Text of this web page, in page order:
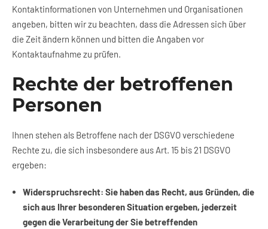
Kontaktinformationen von Unternehmen und Organisationen
angeben, bitten wir zu beachten, dass die Adressen sich über
die Zeit ändern können und bitten die Angaben vor
Kontaktaufnahme zu prüfen.
Rechte der betroffenen
Personen
Ihnen stehen als Betroffene nach der DSGVO verschiedene
Rechte zu, die sich insbesondere aus Art. 15 bis 21 DSGVO
ergeben:
Widerspruchsrecht: Sie haben das Recht, aus Gründen, die
sich aus Ihrer besonderen Situation ergeben, jederzeit
gegen die Verarbeitung der Sie betreffenden